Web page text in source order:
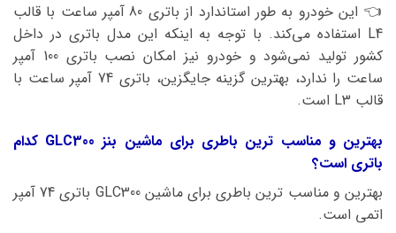
👈 این خودرو به طور استاندارد از باتری 80 آمپر ساعت با قالب
L4 استفاده می‌کند. با توجه به اینکه این مدل باتری در داخل
کشور تولید نمی‌شود و خودرو نیز امکان نصب باتری 100 آمپر
ساعت را ندارد، بهترین گزینه جایگزین، باتری 74 آمپر ساعت با
قالب L3 است.
بهترین و مناسب ترین باطری برای ماشین بنز GLC300 کدام
باتری است؟
بهترین و مناسب ترین باطری برای ماشین GLC300 باتری 74 آمپر
اتمی است.